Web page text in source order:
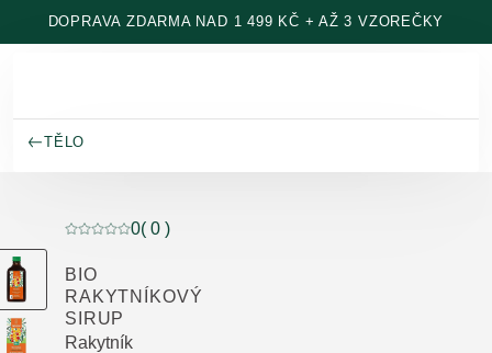
Přeskočit na hlavní obsah
DOPRAVA ZDARMA NAD 1 499 KČ + AŽ 3 VZOREČKY
TĚLO
Aktuální hodnocení: 0 z 5 hvězdiček hodnoceno 0
0( 0 )
BIO
RAKYTNÍKOVÝ
SIRUP
Rakytník